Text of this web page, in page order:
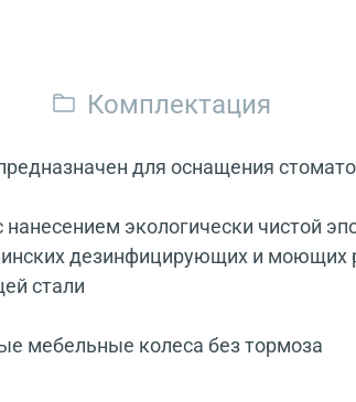
Комплектация
для оснащения
экологически чистой
дезинфицирующих и моющих
стали
мебельные колеса без тормоза